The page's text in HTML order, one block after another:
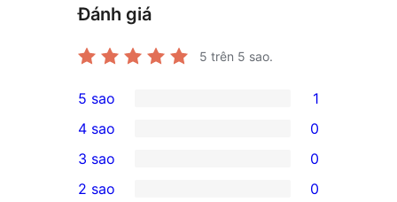
Đánh giá
5 trên 5 sao.
1
5-
star
review
5 sao 1
4-
star
4 sao 0
0
3-
3 sao 0
2 sao 0